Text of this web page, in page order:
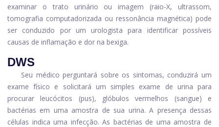
examinar o trato urinário ou imagem (raio-X, ultrassom,
tomografia computadorizada ou ressonância magnética) pode
ser conduzido por um urologista para identificar possíveis
causas de inflamação e dor na bexiga.
DWS
Seu médico perguntará sobre os sintomas, conduzirá um
exame físico e solicitará um simples exame de urina para
procurar leucócitos (pus), glóbulos vermelhos (sangue) e
bactérias em uma amostra de sua urina. A presença dessas
células indica uma infecção. As bactérias de uma amostra de